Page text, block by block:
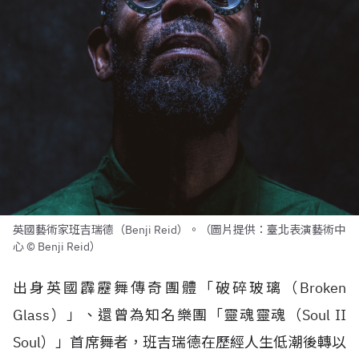
英國藝術家班吉瑞德（Benji Reid）。（圖片提供：臺北表演藝術中
心 © Benji Reid）
出身英國霹靂舞傳奇團體「破碎玻璃（Broken
Glass）」、還曾為知名樂團「靈魂靈魂（Soul II
Soul）」首席舞者，班吉瑞德在歷經人生低潮後轉以